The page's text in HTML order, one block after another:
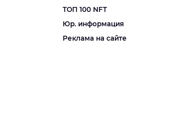
ТОП 100 NFT
Юр. информация
Реклама на сайте